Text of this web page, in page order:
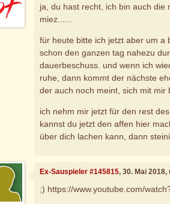
ja, du hast recht, ich bin auch die
miez......
für heute bitte ich jetzt aber um a
schon den ganzen tag nahezu
dauerbeschuss. und wenn ich
ruhe, dann kommt der nächste
der auch noch meint, sich mit mir
ich nehm mir jetzt für den rest
kannst du jetzt den affen hier
über dich lachen kann, dann
Ex-Sauspieler #145815, 30. Mai 2018,
;) https://www.youtube.com/